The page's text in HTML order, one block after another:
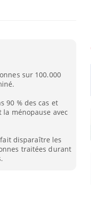
sur 100.000
90 % des cas et
ménopause avec
disparaître les
traitées durant
que dit la science
Le smartphone nuit-il à
l'apprentissage de la